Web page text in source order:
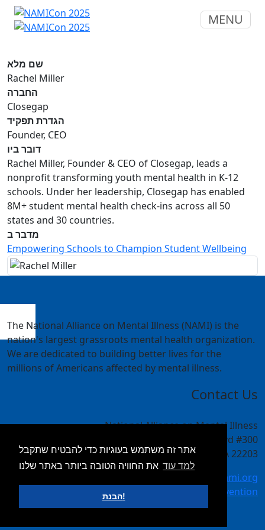
אתר זה משתמש בעוגיות כדי להבטיח שתקבל
למד עוד
הבנת!
MENU
שם מלא
Rachel Miller
החברה
Closegap
הגדרת תפקיד
Founder, CEO
דובר ביו
Rachel Miller, Founder & CEO of Closegap, leads a
nonprofit transforming youth mental health in K-12
schools. Under her leadership, Closegap has enabled
8M+ student mental health check-ins across all 50
states and 30 countries.
מדבר ב
Empowering Schools to Champion Student Wellbeing
The National Alliance on Mental Illness (NAMI) is the
nation's largest grassroots mental health organization.
We are dedicated to building better lives for the
millions of Americans affected by mental illness.
Contact Us
National Alliance on Mental Illness
4301 Wilson Blvd #300
Arlington, VA 22203
meetings@nami.org
NAMI.org/convention